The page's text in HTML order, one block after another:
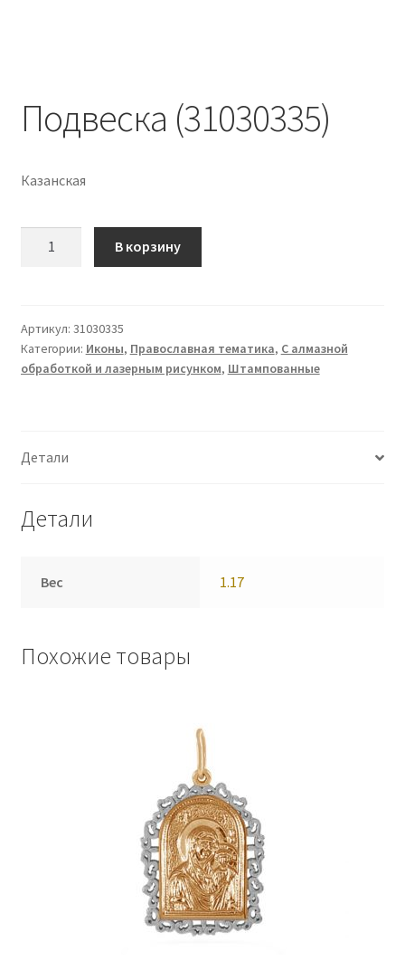
Подвеска (31030335)
Казанская
В корзину
Артикул: 31030335
Категории: Иконы, Православная тематика, С алмазной
обработкой и лазерным рисунком, Штампованные
Детали
Детали
Вес 1.17
Похожие товары